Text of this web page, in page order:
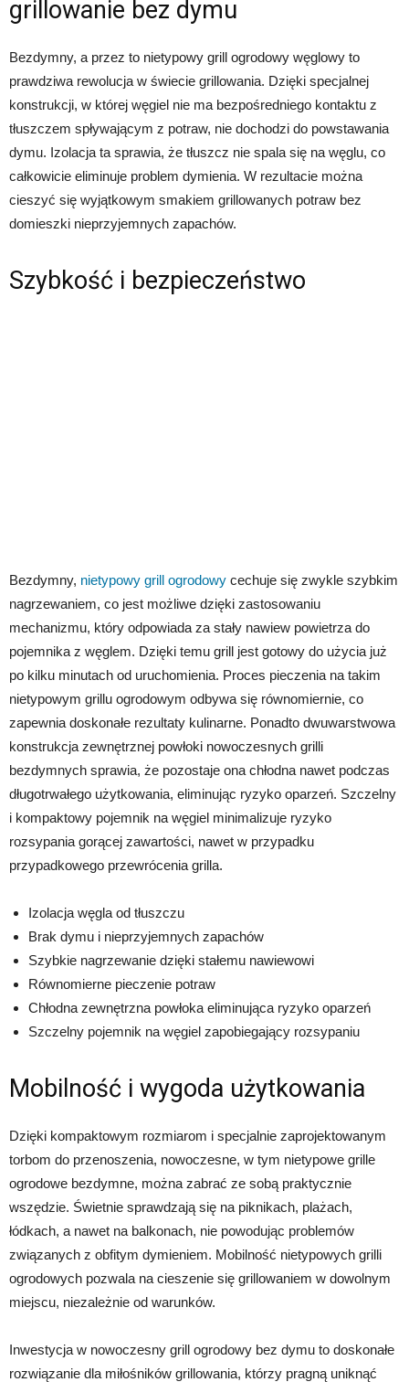
grillowanie bez dymu
Bezdymny, a przez to nietypowy grill ogrodowy węglowy to
prawdziwa rewolucja w świecie grillowania. Dzięki specjalnej
konstrukcji, w której węgiel nie ma bezpośredniego kontaktu z
tłuszczem spływającym z potraw, nie dochodzi do powstawania
dymu. Izolacja ta sprawia, że tłuszcz nie spala się na węglu, co
całkowicie eliminuje problem dymienia. W rezultacie można
cieszyć się wyjątkowym smakiem grillowanych potraw bez
domieszki nieprzyjemnych zapachów.
Szybkość i bezpieczeństwo
Bezdymny, nietypowy grill ogrodowy cechuje się zwykle szybkim
nagrzewaniem, co jest możliwe dzięki zastosowaniu
mechanizmu, który odpowiada za stały nawiew powietrza do
pojemnika z węglem. Dzięki temu grill jest gotowy do użycia już
po kilku minutach od uruchomienia. Proces pieczenia na takim
nietypowym grillu ogrodowym odbywa się równomiernie, co
zapewnia doskonałe rezultaty kulinarne. Ponadto dwuwarstwowa
konstrukcja zewnętrznej powłoki nowoczesnych grilli
bezdymnych sprawia, że pozostaje ona chłodna nawet podczas
długotrwałego użytkowania, eliminując ryzyko oparzeń. Szczelny
i kompaktowy pojemnik na węgiel minimalizuje ryzyko
rozsypania gorącej zawartości, nawet w przypadku
przypadkowego przewrócenia grilla.
Izolacja węgla od tłuszczu
Brak dymu i nieprzyjemnych zapachów
Szybkie nagrzewanie dzięki stałemu nawiewowi
Równomierne pieczenie potraw
Chłodna zewnętrzna powłoka eliminująca ryzyko oparzeń
Szczelny pojemnik na węgiel zapobiegający rozsypaniu
Mobilność i wygoda użytkowania
Dzięki kompaktowym rozmiarom i specjalnie zaprojektowanym
torbom do przenoszenia, nowoczesne, w tym nietypowe grille
ogrodowe bezdymne, można zabrać ze sobą praktycznie
wszędzie. Świetnie sprawdzają się na piknikach, plażach,
łódkach, a nawet na balkonach, nie powodując problemów
związanych z obfitym dymieniem. Mobilność nietypowych grilli
ogrodowych pozwala na cieszenie się grillowaniem w dowolnym
miejscu, niezależnie od warunków.
Inwestycja w nowoczesny grill ogrodowy bez dymu to doskonałe
rozwiązanie dla miłośników grillowania, którzy pragną uniknąć